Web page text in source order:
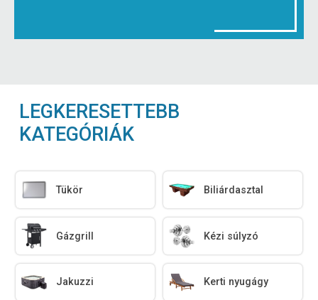
LEGKERESETTEBB
KATEGÓRIÁK
Tükör Biliárdasztal
Gázgrill Kézi súlyzó
Jakuzzi Kerti nyugágy